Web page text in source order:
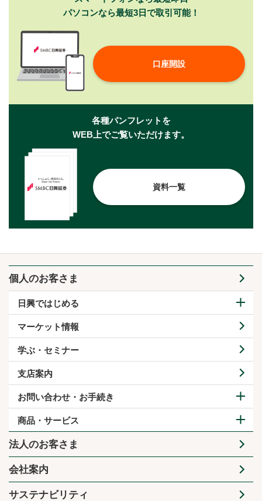
パソコンなら最短3日で取引可能！
口座開設
各種パンフレットを
WEB上でご覧いただけます。
資料一覧
個人のお客さま
日興ではじめる
マーケット情報
学ぶ・セミナー
支店案内
お問い合わせ・お手続き
商品・サービス
法人のお客さま
会社案内
サステナビリティ